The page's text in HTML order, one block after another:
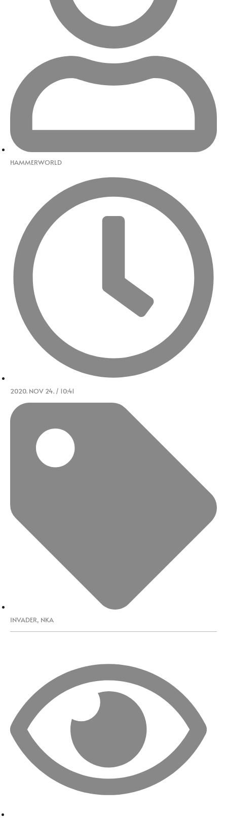
HAMMERWORLD
2020. NOV 24. / 10:41
INVADER, NKA